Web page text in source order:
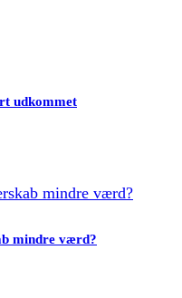
udkommet
mindre værd?